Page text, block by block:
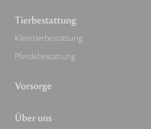
Tierbestattung
Kleintierbestattung
Pferdebestattung
Vorsorge
Über uns